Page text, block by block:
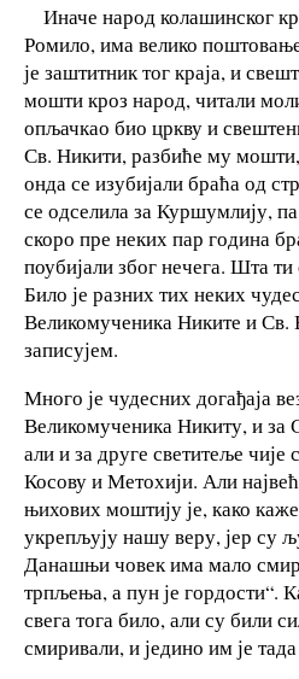
Иначе народ колашинског
Ромило, има велико
је заштитник тог краја, и
мошти кроз народ, читали
опљачкао био цркву и
Св. Никити, разбиће му
онда се изубијали браћа од
се одселила за Куршумлију,
скоро пре неких пар година
поубијали због нечега. Шта ти
Било је разних тих неких
Великомученика Никите и Св.
записујем.
Много је чудесних догађаја
Великомученика Никиту, и за
али и за друге светитеље
Косову и Метохији. Али
њихових моштију је, како
укрепљују нашу веру, јер су
Данашњи човек има мало
трпљења, а пун је гордости“.
свега тога било, али су били
смиривали, и једино им је